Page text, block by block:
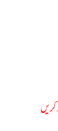
کریں